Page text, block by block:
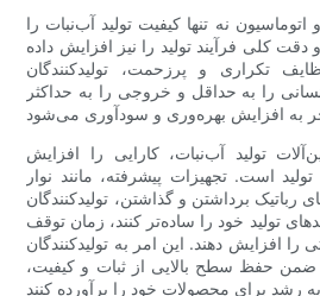
نه تنها کیفیت تولید آب‌نبات را
دقت کلی فرآیند تولید را نیز افزایش داده
تکراری و پرزحمت، تولیدکنندگان
را به حداقل و خروجی را به حداکثر
تولید آب‌نبات، کارایی را افزایش
است. تجهیزات پیشرفته، مانند نوار
رباتیک برداشتن و گذاشتن، تولیدکنندگان
تولید خود را ساده‌تر کنند، زمان توقف
را افزایش دهند. این امر به تولیدکنندگان
ضمن حفظ سطح بالایی از ثبات و کیفیت،